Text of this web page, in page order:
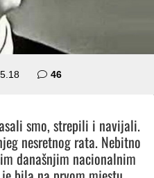
46komentara
smo, strepili i navijali.
nesretnog rata. Nebitno
današnjim nacionalnim